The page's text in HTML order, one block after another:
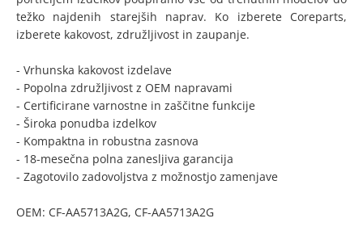
težko najdenih starejših naprav. Ko izberete Coreparts,
izberete kakovost, združljivost in zaupanje.
- Vrhunska kakovost izdelave
- Popolna združljivost z OEM napravami
- Certificirane varnostne in zaščitne funkcije
- Široka ponudba izdelkov
- Kompaktna in robustna zasnova
- 18-mesečna polna zanesljiva garancija
- Zagotovilo zadovoljstva z možnostjo zamenjave
OEM: CF-AA5713A2G, CF-AA5713A2G